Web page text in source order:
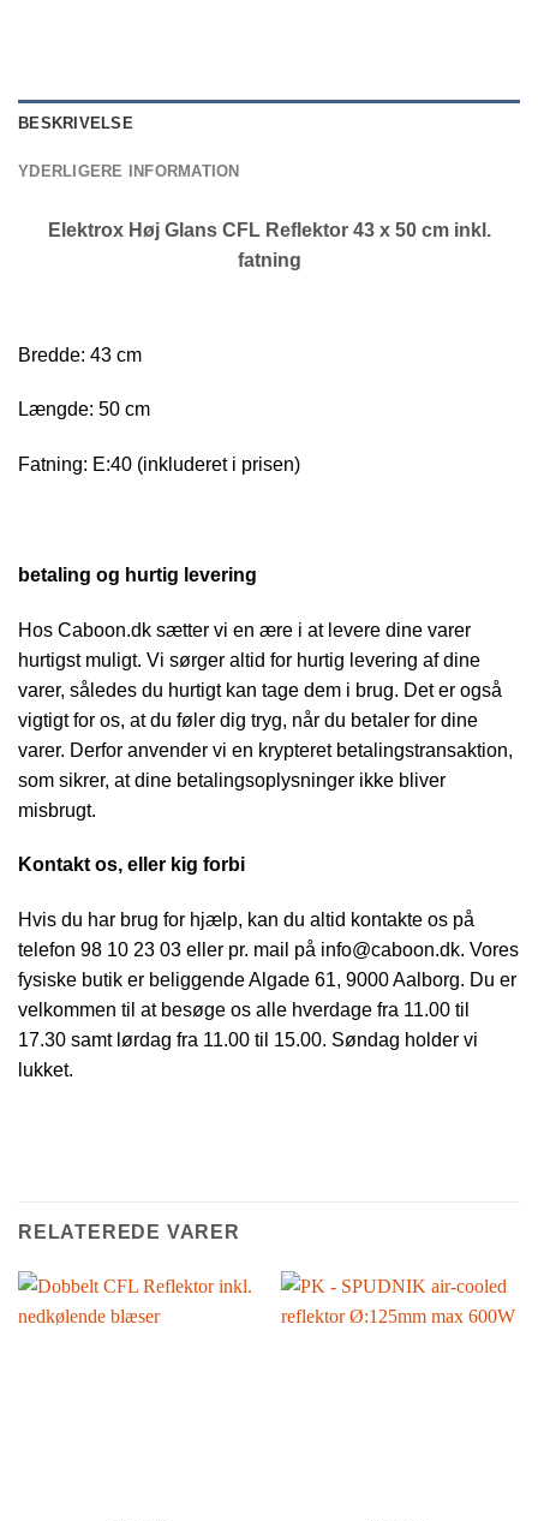
BESKRIVELSE
YDERLIGERE INFORMATION
Elektrox Høj Glans CFL Reflektor 43 x 50 cm inkl.
fatning
Bredde: 43 cm
Længde: 50 cm
Fatning: E:40 (inkluderet i prisen)
betaling og hurtig levering
Hos Caboon.dk sætter vi en ære i at levere dine varer
hurtigst muligt. Vi sørger altid for hurtig levering af dine
varer, således du hurtigt kan tage dem i brug. Det er også
vigtigt for os, at du føler dig tryg, når du betaler for dine
varer. Derfor anvender vi en krypteret betalingstransaktion,
som sikrer, at dine betalingsoplysninger ikke bliver
misbrugt.
Kontakt os, eller kig forbi
Hvis du har brug for hjælp, kan du altid kontakte os på
telefon 98 10 23 03 eller pr. mail på info@caboon.dk. Vores
fysiske butik er beliggende Algade 61, 9000 Aalborg. Du er
velkommen til at besøge os alle hverdage fra 11.00 til
17.30 samt lørdag fra 11.00 til 15.00. Søndag holder vi
lukket.
RELATEREDE VARER